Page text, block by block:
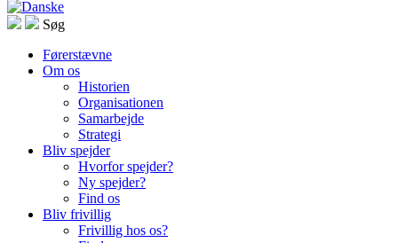
Søg
Førerstævne
Om os
Historien
Organisationen
Samarbejde
Strategi
Bliv spejder
Hvorfor spejder?
Ny spejder?
Find os
Bliv frivillig
Frivillig hos os?